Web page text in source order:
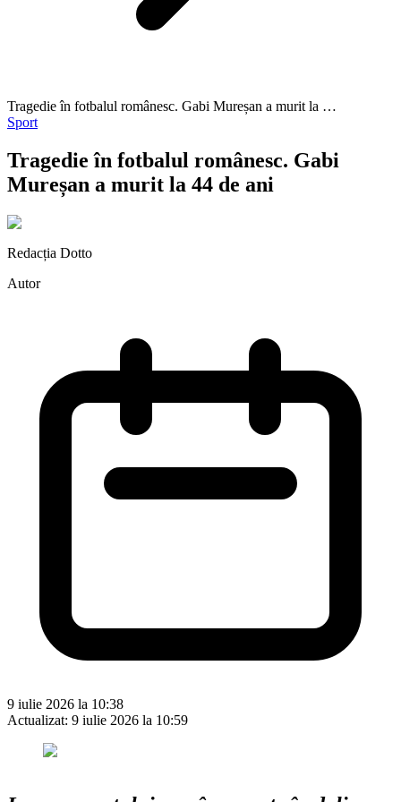
Tragedie în fotbalul românesc. Gabi Mureșan a murit la …
Sport
Tragedie în fotbalul românesc. Gabi
Mureșan a murit la 44 de ani
Redacția Dotto
Autor
9 iulie 2026 la 10:38
Actualizat: 9 iulie 2026 la 10:59